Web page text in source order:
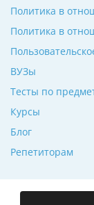
ВУЗы
Тесты по
Курсы
Блог
Репетиторам
Политика в
Политика в